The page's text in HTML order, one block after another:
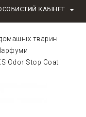
КАБІНЕТ
домашніх тварин
Odor'Stop Coat